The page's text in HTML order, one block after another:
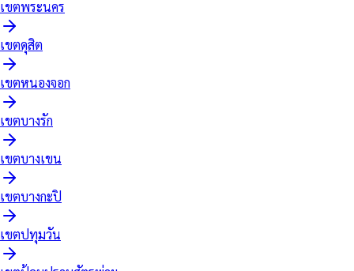
เขตพระนคร
เขตดุสิต
เขตหนองจอก
เขตบางรัก
เขตบางเขน
เขตบางกะปิ
เขตปทุมวัน